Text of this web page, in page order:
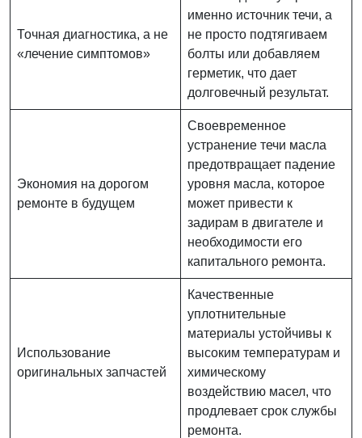
Точная диагностика, а не
«лечение симптомов»
именно источник течи, а
не просто подтягиваем
болты или добавляем
герметик, что дает
долговечный результат.
Экономия на дорогом
ремонте в будущем
Своевременное
устранение течи масла
предотвращает падение
уровня масла, которое
может привести к
задирам в двигателе и
необходимости его
капитального ремонта.
Использование
оригинальных запчастей
Качественные
уплотнительные
материалы устойчивы к
высоким температурам и
химическому
воздействию масел, что
продлевает срок службы
ремонта.